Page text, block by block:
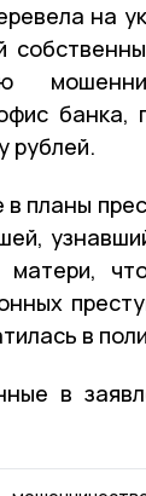
на
банка,
рублей.
планы
матери,
в
в